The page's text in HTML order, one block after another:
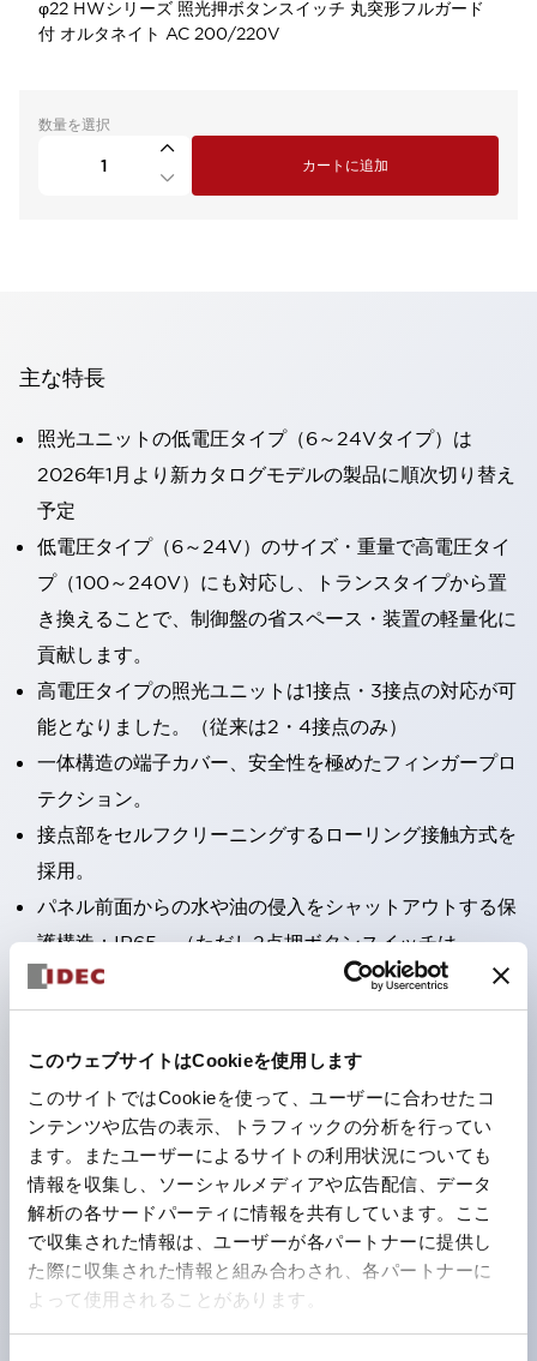
このウェブサイトはCookieを使用します
このサイトではCookieを使って、ユーザーに合わせたコ
ンテンツや広告の表示、トラフィックの分析を行ってい
ます。またユーザーによるサイトの利用状況についても
情報を収集し、ソーシャルメディアや広告配信、データ
解析の各サードパーティに情報を共有しています。ここ
で収集された情報は、ユーザーが各パートナーに提供し
た際に収集された情報と組み合わされ、各パートナーに
よって使用されることがあります。
φ22 HWシリーズ 照光押ボタンスイッチ 丸突形フルガード
付 オルタネイト AC 200/220V
数量を選択
カートに追加
主な特長
照光ユニットの低電圧タイプ（6～24Vタイプ）は
2026年1月より新カタログモデルの製品に順次切り替え
予定
低電圧タイプ（6～24V）のサイズ・重量で高電圧タイ
プ（100～240V）にも対応し、トランスタイプから置
き換えることで、制御盤の省スペース・装置の軽量化に
貢献します。
高電圧タイプの照光ユニットは1接点・3接点の対応が可
能となりました。（従来は2・4接点のみ）
一体構造の端子カバー、安全性を極めたフィンガープロ
テクション。
接点部をセルフクリーニングするローリング接触方式を
採用。
パネル前面からの水や油の侵入をシャットアウトする保
護構造：IP65。（ただし2点押ボタンスイッチは
IP40）
2つの独立した動作の押ボタンスイッチと表示灯の3つ
の機能を1つのスイッチで可能にした2点押ボタンスイッ
チも完備。
ワールドワイドなニーズに対応する各種電圧を完備。
1つで6色の役をこなすLED球（LSRD球）。これまで色
ごとに分かれていたLED球を、1色のLED球で各色を表
現できるようにしました。
カラーユニバーサルデザインに対応。表示灯（角平形）
の点灯/消灯の認識および、点灯時のランプ色の識別が
対応。